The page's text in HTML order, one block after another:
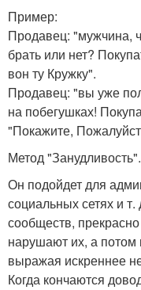
Пример:
Продавец: "мужчина,
брать или нет?
вон ту Кружку".
Продавец: "вы уже
на побегушках!
"Покажите,
Метод "Занудливость".
Он подойдет для
социальных сетях и т.
сообществ,
нарушают их, а потом
выражая искреннее
Когда кончаются